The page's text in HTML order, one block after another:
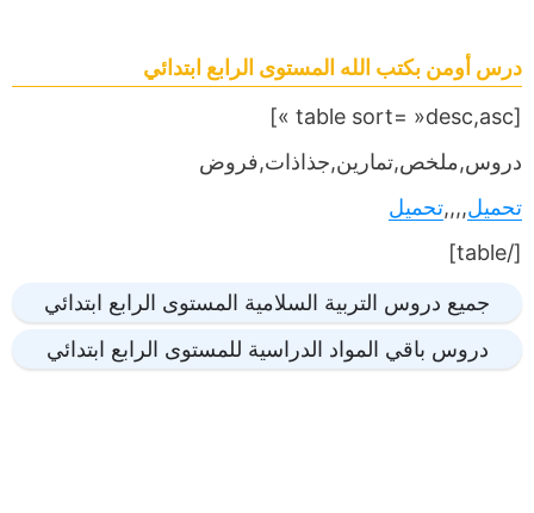
درس أومن بكتب الله المستوى الرابع ابتدائي
[table sort= »desc,asc »]
دروس,ملخص,تمارين,جذاذات,فروض
تحميل,,,,تحميل
[/table]
جميع دروس التربية السلامية المستوى الرابع ابتدائي
دروس باقي المواد الدراسية للمستوى الرابع ابتدائي